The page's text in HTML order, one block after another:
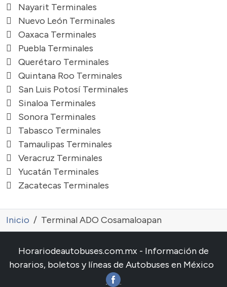
Nayarit Terminales
Nuevo León Terminales
Oaxaca Terminales
Puebla Terminales
Querétaro Terminales
Quintana Roo Terminales
San Luis Potosí Terminales
Sinaloa Terminales
Sonora Terminales
Tabasco Terminales
Tamaulipas Terminales
Veracruz Terminales
Yucatán Terminales
Zacatecas Terminales
Inicio Terminal ADO Cosamaloapan
Horariodeautobuses.com.mx - Información de
horarios, boletos y líneas de Autobuses en México